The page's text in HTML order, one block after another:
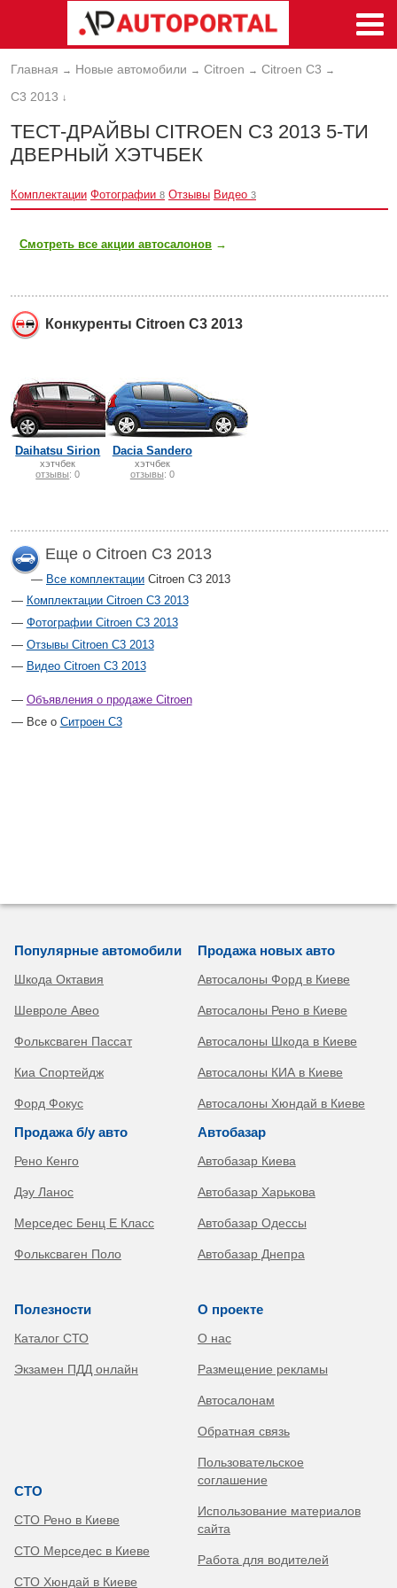
Главная → Новые автомобили → Citroen → Citroen C3 →
C3 2013 ↓
ТЕСТ-ДРАЙВЫ CITROEN C3 2013 5-ТИ
ДВЕРНЫЙ ХЭТЧБЕК
Комплектации Фотографии 8 Отзывы Видео 3
Смотреть все акции автосалонов →
Конкуренты Citroen C3 2013
Daihatsu Sirion
хэтчбек
отзывы: 0
Dacia Sandero
хэтчбек
отзывы: 0
Еще о Citroen C3 2013
Все комплектации Citroen C3 2013
Комплектации Citroen C3 2013
Фотографии Citroen C3 2013
Отзывы Citroen C3 2013
Видео Citroen C3 2013
Объявления о продаже Citroen
Все о Ситроен С3
Популярные автомобили
Шкода Октавия
Шевроле Авео
Фольксваген Пассат
Киа Спортейдж
Форд Фокус
Продажа б/у авто
Рено Кенго
Дэу Ланос
Мерседес Бенц Е Класс
Фольксваген Поло
Продажа новых авто
Автосалоны Форд в Киеве
Автосалоны Рено в Киеве
Автосалоны Шкода в Киеве
Автосалоны КИА в Киеве
Автосалоны Хюндай в Киеве
Автобазар
Автобазар Киева
Автобазар Харькова
Автобазар Одессы
Автобазар Днепра
Полезности
Каталог СТО
Экзамен ПДД онлайн
СТО
СТО Рено в Киеве
СТО Мерседес в Киеве
СТО Хюндай в Киеве
О проекте
О нас
Размещение рекламы
Автосалонам
Обратная связь
Пользовательское
соглашение
Использование материалов
сайта
Работа для водителей